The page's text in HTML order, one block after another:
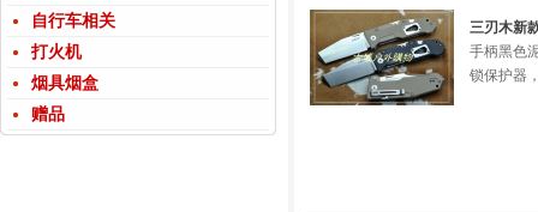
自行车相关
打火机
烟具烟盒
赠品
三刃木新
手柄黑色
锁保护器